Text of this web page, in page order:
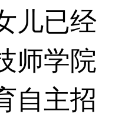
儿已经
师学院
自主招